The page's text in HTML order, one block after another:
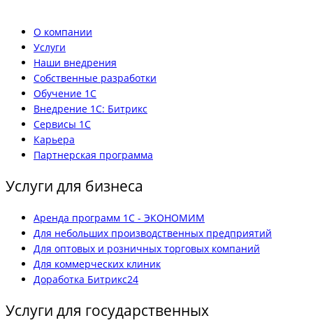
О компании
Услуги
Наши внедрения
Собственные разработки
Обучение 1С
Внедрение 1С: Битрикс
Сервисы 1С
Карьера
Партнерская программа
Услуги для бизнеса
Аренда программ 1С - ЭКОНОМИМ
Для небольших производственных предприятий
Для оптовых и розничных торговых компаний
Для коммерческих клиник
Доработка Битрикс24
Услуги для государственных